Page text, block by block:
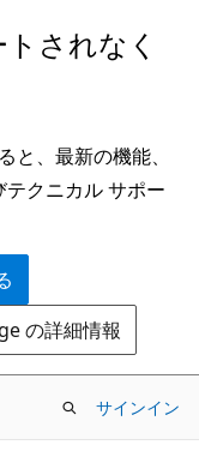
されなく
、最新の機能、
クニカル サポー
の詳細情報
サインイン